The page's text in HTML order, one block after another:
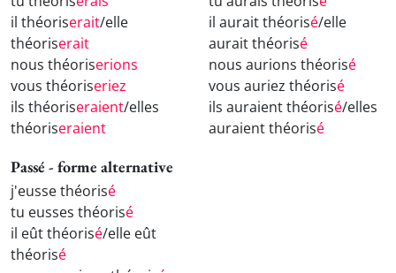
il théoriserait/elle
théoriserait
nous théoriserions
vous théoriseriez
ils théoriseraient/elles
théoriseraient
il aurait théorisé/elle
aurait théorisé
nous aurions théorisé
vous auriez théorisé
ils auraient théorisé/elles
auraient théorisé
Passé - forme alternative
j'eusse théorisé
tu eusses théorisé
il eût théorisé/elle eût
théorisé